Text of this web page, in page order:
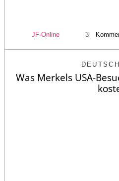
JF-Online 3
Was Merkels USA-